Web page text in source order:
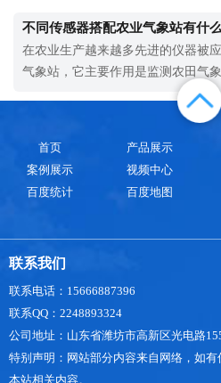
非常重要，因为气象灾害对于苹果
大。农业气象站是一款携带方便，
项气象要素于一体的可移动式气象观
不同传感器搭配农业气象站有什
在农业生产越来越多先进的仪器被
气象站，它主要作用是监测农田气
温度、湿度、风速、风向、等。本
首页 产品展示
案例展示
视频中心
百度统计
百度地图
联系我们
联系电话：15666887396
联系QQ：2248893324
公司地址：山东省潍坊市高新区光电路
特别声明：网站部分内容来自网络，如
本站相关内容。